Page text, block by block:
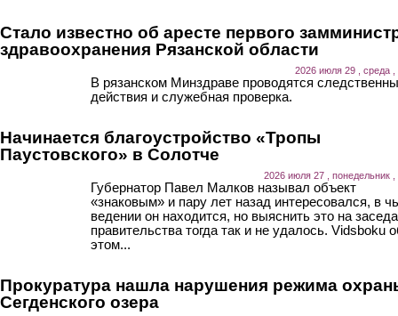
Стало известно об аресте первого
здравоохранения Рязанской области
2026 июля 29 , среда ,
В рязанском Минздраве проводятся
действия и служебная проверка.
Начинается благоустройство «Тропы
Паустовского» в Солотче
2026 июля 27 , понедельник ,
Губернатор Павел Малков называл объект
«знаковым» и пару лет назад интересовался, в
ведении он находится, но выяснить это на
правительства тогда так и не удалось. Vidsboku
этом...
Прокуратура нашла нарушения режима
Сегденского озера